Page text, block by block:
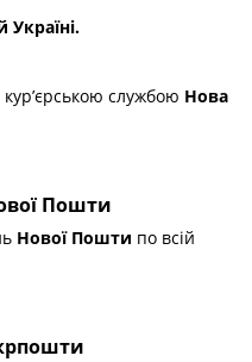
Україні.
службою Нова
Пошти
Нової Пошти по всій